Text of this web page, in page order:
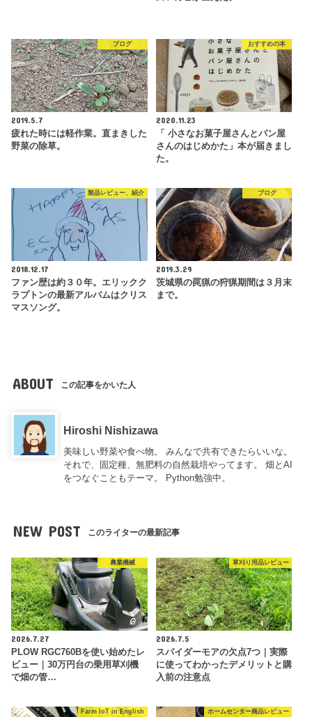
ブログ
2019.5.7
疲れた時には軽作業。直まきした
野菜の除草。
おすすめの本
2020.11.23
「 小さなお菓子屋さんとパン屋
さんのはじめかた」本が届きまし
た。
製品レビュー、紹介
2018.12.17
ファン歴は約３０年。エリックク
ラプトンの最新アルバムはクリス
マスソング。
ブログ
2019.3.29
茨城県の罠猟の狩猟期間は３月末
まで。
ABOUT この記事をかいた人
Hiroshi Nishizawa
美味しい野菜や食べ物。 みんなで共有できたらいいな。
それで、固定種、無肥料の自然栽培やってます。 畑とAI
をつなぐこともテーマ。 Python勉強中。
NEW POST このライターの最新記事
農業機械
2026.7.27
PLOW RGC760Bを使い始めたレ
ビュー｜30万円台の乗用草刈機
で畑の管…
草刈り用品レビュー
2026.7.5
スパイダーモアの欠点7つ｜実際
に使ってわかったデメリットと購
入前の注意点
Farm IoT in English ホームセンター商品レビュー